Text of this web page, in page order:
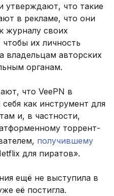
утверждают, что такие
в рекламе, что они
журналу своих
их личность
владельцам авторских
органам.
что VeePN в
как инструмент для
и, в частности,
торрент-
получившему
для пиратов».
ещё не выступила в
её постигла.